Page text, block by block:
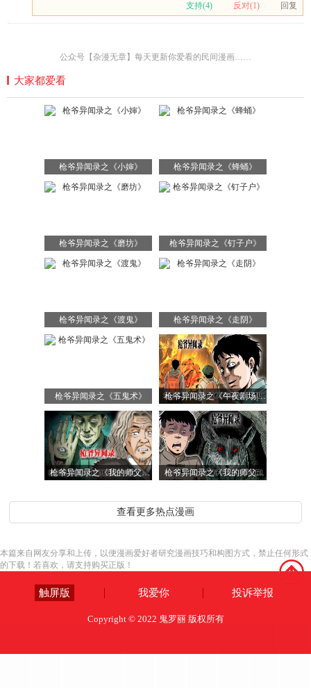
支持(4) 反对(1) 回复
公众号【杂漫无章】每天更新你爱看的民间漫画……
大家都爱看
枪爷异闻录之《小婶》 枪爷异闻录之《蜂蛹》
枪爷异闻录之《磨坊》 枪爷异闻录之《钉子户》
枪爷异闻录之《渡鬼》 枪爷异闻录之《走阴》
枪爷异闻录之《五鬼术》 枪爷异闻录之《午夜剧场|你有罪》
枪爷异闻录之《我的师父阎老九|鬼手》 枪爷异闻录之《我的师父阎老九|放牛娃》
查看更多热点漫画
本篇来自网友分享和上传，以便漫画爱好者研究漫画技巧和构图方式，禁止任何形式
的下载！若喜欢，请支持购买正版！
触屏版 我爱你 投诉举报
Copyright © 2022 鬼罗丽 版权所有